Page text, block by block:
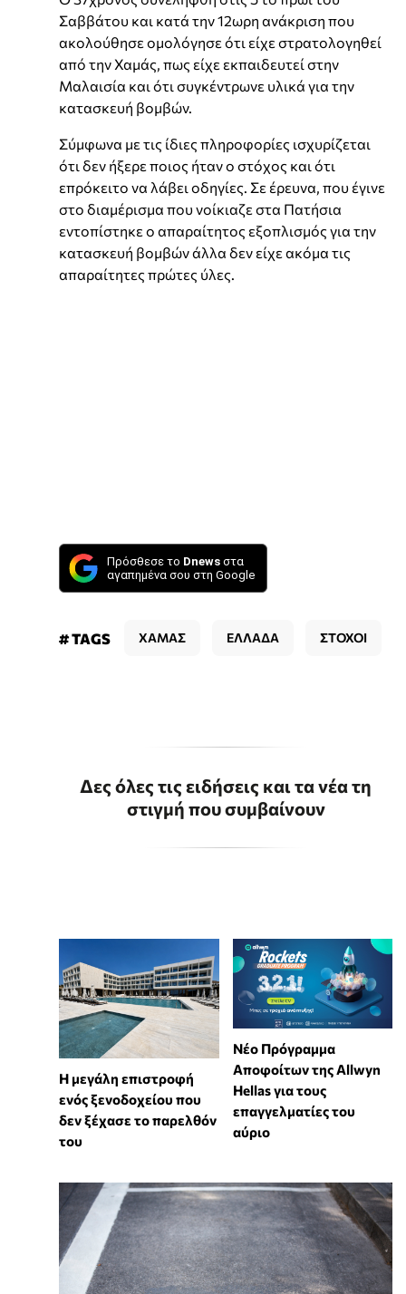
Σαββάτου και κατά την 12ωρη ανάκριση που
ακολούθησε ομολόγησε ότι είχε στρατολογηθεί
από την Χαμάς, πως είχε εκπαιδευτεί στην
Μαλαισία και ότι συγκέντρωνε υλικά για την
κατασκευή βομβών.
Σύμφωνα με τις ίδιες πληροφορίες ισχυρίζεται
ότι δεν ήξερε ποιος ήταν ο στόχος και ότι
επρόκειτο να λάβει οδηγίες. Σε έρευνα, που έγινε
στο διαμέρισμα που νοίκιαζε στα Πατήσια
εντοπίστηκε ο απαραίτητος εξοπλισμός για την
κατασκευή βομβών άλλα δεν είχε ακόμα τις
απαραίτητες πρώτες ύλες.
Πρόσθεσε το Dnews στα
αγαπημένα σου στη Google
# TAGS ΧΑΜΑΣ ΕΛΛΑΔΑ ΣΤΟΧΟΙ
Δες όλες τις ειδήσεις και τα νέα τη
στιγμή που συμβαίνουν
Η μεγάλη επιστροφή
ενός ξενοδοχείου που
δεν ξέχασε το παρελθόν
του
Νέο Πρόγραμμα
Αποφοίτων της Allwyn
Hellas για τους
επαγγελματίες του
αύριο